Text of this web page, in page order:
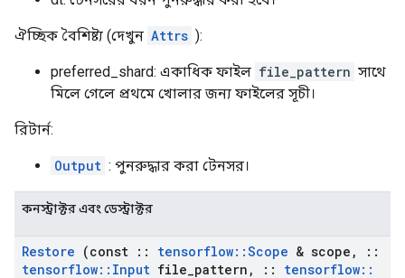
ঐচ্ছিক বৈশিষ্ট্য (দেখুন Attrs ):
preferred_shard: একাধিক ফাইল file_pattern সাথে
মিলে গেলে প্রথমে খোলার জন্য ফাইলের সূচী।
রিটার্ন:
Output : পুনরুদ্ধার করা টেনসর।
কনস্ট্রাক্টর এবং ডেস্ট্রাক্টর
Restore (const :: tensorflow::Scope & scope ,
::
tensorflow:: Input file pattern , :: tensorflow::